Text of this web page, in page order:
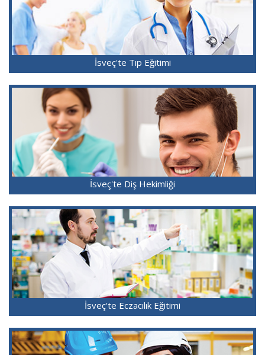
İsveç'te Tıp Eğitimi
İsveç'te Diş Hekimliği
İsveç'te Eczacılık Eğitimi